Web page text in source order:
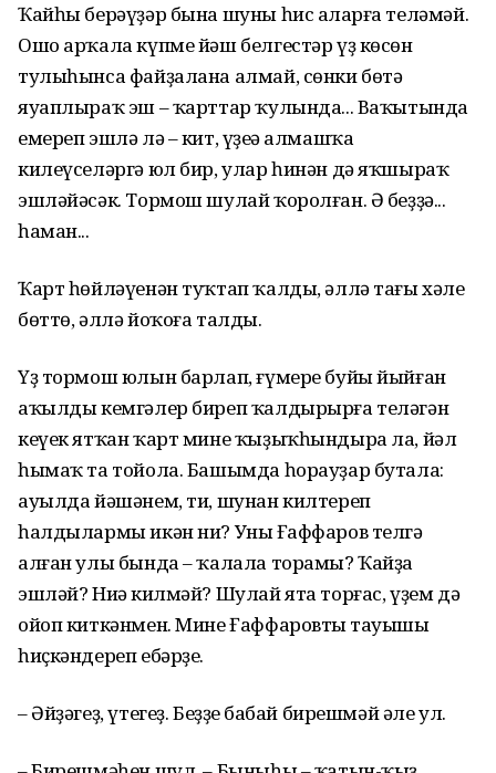
Ҡайһы берәүҙәр бына шуны һис аңларға теләмәй.
Ошо арҡала күпме йәш белгестәр үҙ көсөн
тулыһынса файҙалана алмай, сөнки бөтә
яуаплыраҡ эш – ҡарттар ҡулында... Ваҡытында
емереп эшлә лә – кит, үҙеңә алмашҡа
килеүселәргә юл бир, улар һинән дә яҡшыраҡ
эшләйәсәк. Тормош шулай ҡоролған. Ә беҙҙә...
һаман...
Ҡарт һөйләүенән туҡтап ҡалды, әллә тағы хәле
бөттө, әллә йоҡоға талды.
Үҙ тормош юлын барлап, ғүмере буйы йыйған
аҡылды кемгәлер биреп ҡалдырырға теләгән
кеүек ятҡан ҡарт мине ҡыҙыҡһындыра ла, йәл
һымаҡ та тойола. Башымда һорауҙар бутала:
ауылда йәшәнем, ти, шунан килтереп
һалдылармы икән ни? Уның Ғаффаров телгә
алған улы бында – ҡалала торамы? Ҡайҙа
эшләй? Ниңә килмәй? Шулай ята торғас, үҙем дә
ойоп киткәнмен. Мине Ғаффаровтың тауышы
һиҫкәндереп ебәрҙе.
– Әйҙәгеҙ, үтегеҙ. Беҙҙең бабай бирешмәй әле ул.